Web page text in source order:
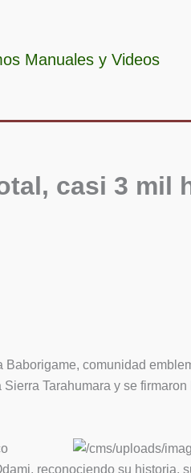
Manuales y Videos
casi 3 mil
comunidad
Tarahumara y se firmaron
reconociendo su historia,